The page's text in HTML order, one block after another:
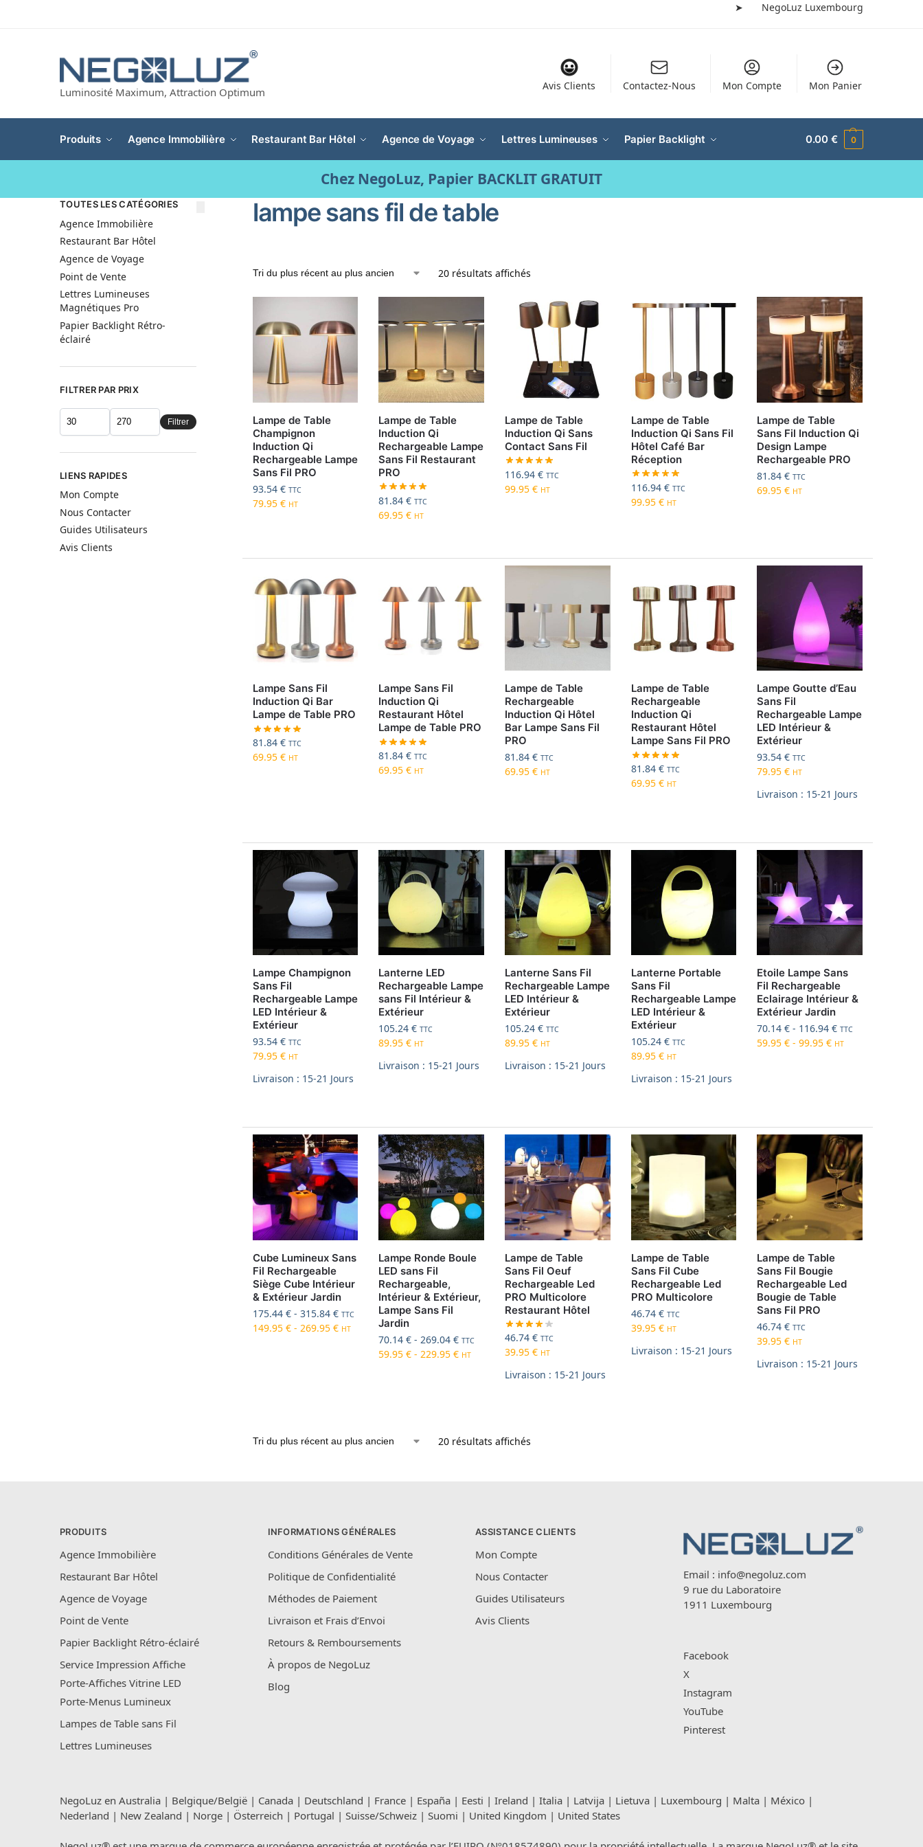
➤ NegoLuz Luxembourg
Luminosité Maximum, Attraction Optimum
Avis Clients Contactez-Nous Mon Compte Mon Panier
Produits Agence Immobilière Restaurant Bar Hôtel Agence de Voyage Lettres Lumineuses Papier Backlight 0.00€ 0
Chez NegoLuz, Papier BACKLIT GRATUIT
lampe sans fil de table
20 résultats affichés
Lampe de Table
Champignon
Induction Qi
Rechargeable Lampe
Sans Fil PRO
93.54 € TTC
79.95 € HT
Lampe de Table
Induction Qi
Rechargeable Lampe
Sans Fil Restaurant
PRO
81.84€ TTC
69.95€ HT
Lampe de Table
Induction Qi Sans
Contact Sans Fil
116.94€ TTC
99.95€ HT
Lampe de Table
Induction Qi Sans Fil
Hôtel Café Bar
Réception
116.94 € TTC
99.95 € HT
Lampe de Table
Sans Fil Induction Qi
Design Lampe
Rechargeable PRO
81.84€ TTC
69.95€ HT
Lampe Sans Fil
Induction Qi Bar
Lampe de Table PRO
81.84 € TTC
69.95 € HT
Lampe Sans Fil
Induction Qi
Restaurant Hôtel
Lampe de Table PRO
81.84€ TTC
69.95€ HT
Lampe de Table
Rechargeable
Induction Qi Hôtel
Bar Lampe Sans Fil
PRO
81.84€ TTC
69.95€ HT
Lampe de Table
Rechargeable
Induction Qi
Restaurant Hôtel
Lampe Sans Fil PRO
81.84 € TTC
69.95 € HT
Lampe Goutte d’Eau
Sans Fil
Rechargeable Lampe
LED Intérieur &
Extérieur
93.54€ TTC
79.95€ HT
Livraison : 15-21 Jours
Lampe Champignon
Sans Fil
Rechargeable Lampe
LED Intérieur &
Extérieur
93.54 € TTC
79.95 € HT
Livraison : 15-21 Jours
Lanterne LED
Rechargeable Lampe
sans Fil Intérieur &
Extérieur
105.24€ TTC
89.95€ HT
Livraison : 15-21 Jours
Lanterne Sans Fil
Rechargeable Lampe
LED Intérieur &
Extérieur
105.24€ TTC
89.95€ HT
Livraison : 15-21 Jours
Lanterne Portable
Sans Fil
Rechargeable Lampe
LED Intérieur &
Extérieur
105.24 € TTC
89.95 € HT
Livraison : 15-21 Jours
Etoile Lampe Sans
Fil Rechargeable
Eclairage Intérieur &
Extérieur Jardin
70.14€ - 116.94€ TTC
59.95€ -99.95€ HT
Cube Lumineux Sans
Fil Rechargeable
Siège Cube Intérieur
& Extérieur Jardin
175.44 €- 315.84 € TTC
149.95 €- 269.95 € HT
Lampe Ronde Boule
LED sans Fil
Rechargeable,
Intérieur & Extérieur,
Lampe Sans Fil
Jardin
70.14€ - 269.04€ TTC
59.95€ - 229.95€ HT
Lampe de Table
Sans Fil Oeuf
Rechargeable Led
PRO Multicolore
Restaurant Hôtel
46.74€ TTC
39.95€ HT
Livraison : 15-21 Jours
Lampe de Table
Sans Fil Cube
Rechargeable Led
PRO Multicolore
46.74 € TTC
39.95 € HT
Livraison : 15-21 Jours
Lampe de Table
Sans Fil Bougie
Rechargeable Led
Bougie de Table
Sans Fil PRO
46.74€ TTC
39.95€ HT
Livraison : 15-21 Jours
20 résultats affichés
TOUTES LES CATÉGORIES
Agence Immobilière
Restaurant Bar Hôtel
Agence de Voyage
Point de Vente
Lettres Lumineuses
Magnétiques Pro
Papier Backlight Rétro-
éclairé
FILTRER PAR PRIX
Filtrer
LIENS RAPIDES
Mon Compte
Nous Contacter
Guides Utilisateurs
Avis Clients
PRODUITS
Agence Immobilière
Restaurant Bar Hôtel
Agence de Voyage
Point de Vente
Papier Backlight Rétro-éclairé
Service Impression Affiche
Porte-Affiches Vitrine LED
Porte-Menus Lumineux
Lampes de Table sans Fil
Lettres Lumineuses
INFORMATIONS GÉNÉRALES
Conditions Générales de Vente
Politique de Confidentialité
Méthodes de Paiement
Livraison et Frais d’Envoi
Retours & Remboursements
À propos de NegoLuz
Blog
ASSISTANCE CLIENTS
Mon Compte
Nous Contacter
Guides Utilisateurs
Avis Clients
Email : info@negoluz.com
9 rue du Laboratoire
1911 Luxembourg
Facebook
X
Instagram
YouTube
Pinterest
NegoLuz en Australia | Belgique/België | Canada | Deutschland | France | España | Eesti | Ireland | Italia | Latvija | Lietuva | Luxembourg | Malta | México |
Nederland | New Zealand | Norge | Österreich | Portugal | Suisse/Schweiz | Suomi | United Kingdom | United States